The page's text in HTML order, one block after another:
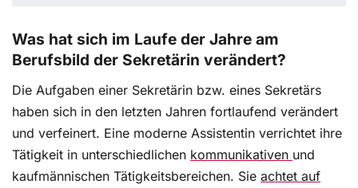
Was hat sich im Laufe der Jahre am
Berufsbild der Sekretärin verändert?
Die Aufgaben einer Sekretärin bzw. eines Sekretärs
haben sich in den letzten Jahren fortlaufend verändert
und verfeinert. Eine moderne Assistentin verrichtet ihre
Tätigkeit in unterschiedlichen kommunikativen und
kaufmännischen Tätigkeitsbereichen. Sie achtet auf